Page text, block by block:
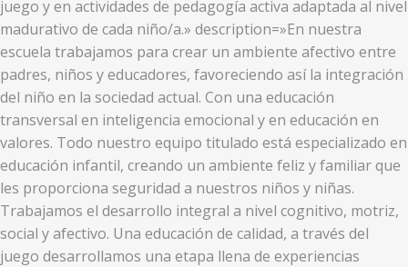
juego y en actividades de pedagogía activa adaptada al nivel
madurativo de cada niño/a.» description=»En nuestra
escuela trabajamos para crear un ambiente afectivo entre
padres, niños y educadores, favoreciendo así la integración
del niño en la sociedad actual. Con una educación
transversal en inteligencia emocional y en educación en
valores. Todo nuestro equipo titulado está especializado en
educación infantil, creando un ambiente feliz y familiar que
les proporciona seguridad a nuestros niños y niñas.
Trabajamos el desarrollo integral a nivel cognitivo, motriz,
social y afectivo. Una educación de calidad, a través del
juego desarrollamos una etapa llena de experiencias